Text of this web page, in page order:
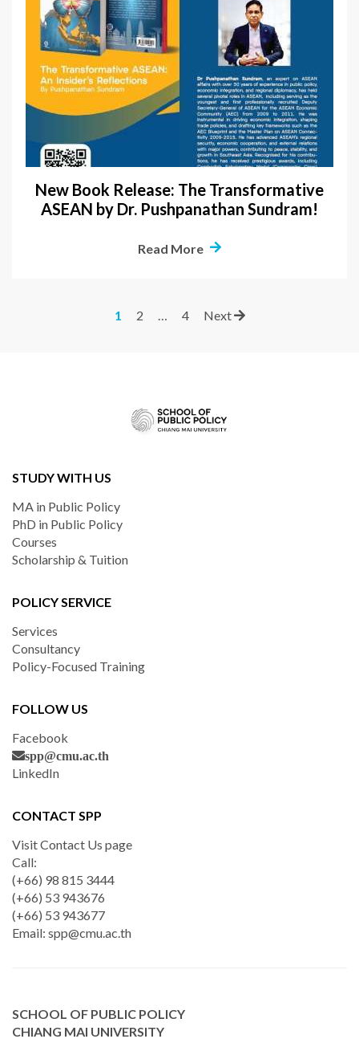
New Book Release: The Transformative
ASEAN by Dr. Pushpanathan Sundram!
Read More
1 2 … 4 Next
STUDY WITH US
MA in Public Policy
PhD in Public Policy
Courses
Scholarship & Tuition
POLICY SERVICE
Services
Consultancy
Policy-Focused Training
FOLLOW US
Facebook
spp@cmu.ac.th
LinkedIn
CONTACT SPP
Visit Contact Us page
Call:
(+66) 98 815 3444
(+66) 53 943676
(+66) 53 943677
Email: spp@cmu.ac.th
SCHOOL OF PUBLIC POLICY
CHIANG MAI UNIVERSITY